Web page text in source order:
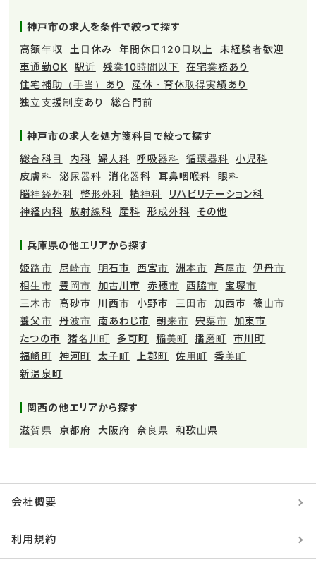
神戸市の求人を条件で絞って探す
高額年収
土日休み 年間休日120日以上
未経験者歓迎
車通勤OK
駅近 残業10時間以下
在宅業務あり
住宅補助（手当）あり
産休・育休取得実績あり
独立支援制度あり
総合門前
神戸市の求人を処方箋科目で絞って探す
総合科目
内科 婦人科 呼吸器科 循環器科
小児科
皮膚科
泌尿器科 消化器科 耳鼻咽喉科
眼科
脳神経外科
整形外科 精神科
リハビリテーション科
神経内科
放射線科 産科 形成外科 その他
兵庫県の他エリアから探す
姫路市
尼崎市 明石市 西宮市 洲本市 芦屋市
伊丹市
相生市
豊岡市 加古川市 赤穂市 西脇市
宝塚市
三木市
高砂市 川西市 小野市 三田市 加西市
篠山市
養父市
丹波市 南あわじ市 朝来市 宍粟市
加東市
たつの市
猪名川町 多可町 稲美町 播磨町
市川町
福崎町
神河町 太子町 上郡町 佐用町
香美町
新温泉町
関西の他エリアから探す
滋賀県
京都府 大阪府 奈良県 和歌山県
会社概要
利用規約